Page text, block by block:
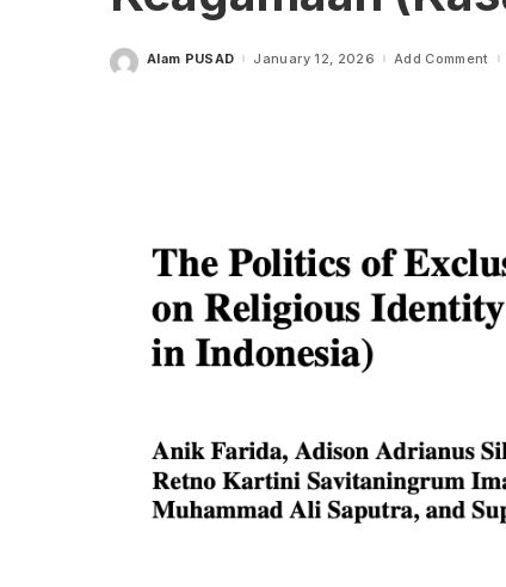
Posted
Alam PUSAD January 12, 2026 Add Comment